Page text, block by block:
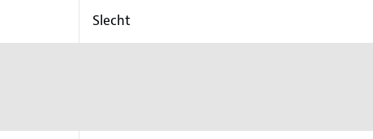
Slecht